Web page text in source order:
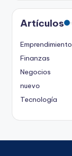
Artículos
Emprendimiento
Finanzas
Negocios
nuevo
Tecnología